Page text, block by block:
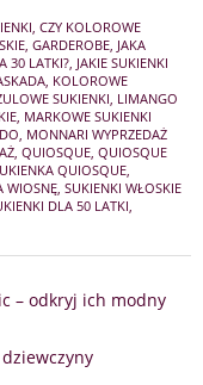
CZY KOLOROWE
GARDEROBE JAKA
30 LATKI? JAKIE SUKIENKI
KOLOROWE
SUKIENKI LIMANGO
MARKOWE SUKIENKI
MONNARI WYPRZEDAŻ
QUIOSQUE QUIOSQUE
QUIOSQUE
WIOSNĘ SUKIENKI WŁOSKIE
DLA 50 LATKI
– odkryj ich modny